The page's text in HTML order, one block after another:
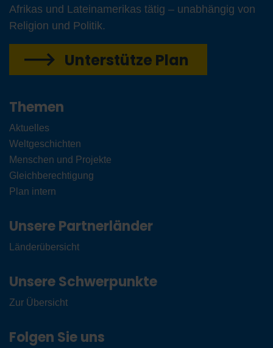
Afrikas und Lateinamerikas tätig – unabhängig von
Religion und Politik.
Unterstütze Plan
Themen
Aktuelles
Weltgeschichten
Menschen und Projekte
Gleichberechtigung
Plan intern
Unsere Partnerländer
Länderübersicht
Unsere Schwerpunkte
Zur Übersicht
Folgen Sie uns